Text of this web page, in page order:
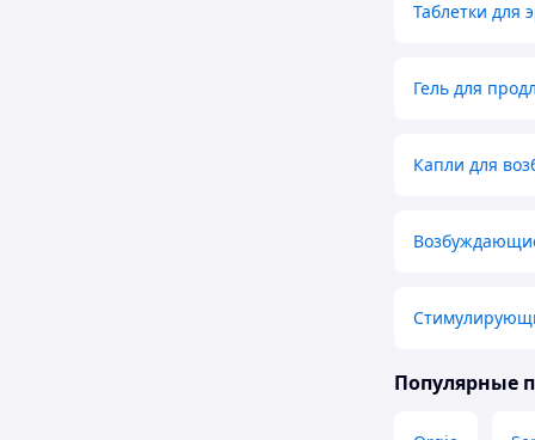
Таблетки для
Гель для
Капли для
Популярные